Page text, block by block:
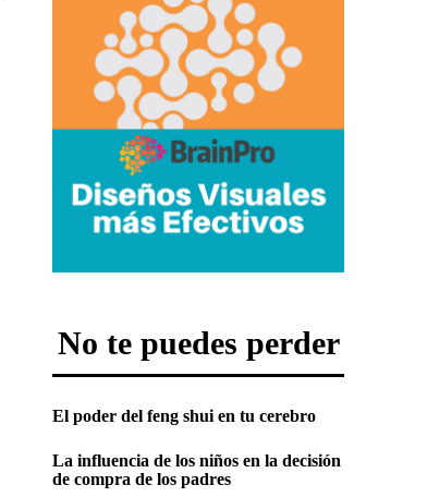
No te puedes perder
El poder del feng shui en tu cerebro
La influencia de los niños en la decisión
de compra de los padres